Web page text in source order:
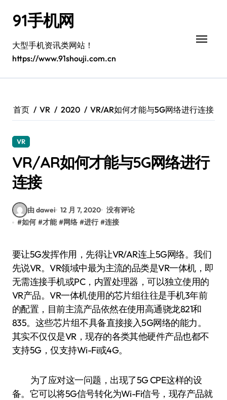
91手机网
大型手机资讯类网站！
https://www.91shouji.com.cn
首页 VR 2020 VR/AR如何才能与5G网络进行连接
VR
VR/AR如何才能与5G网络进行
连接
由 dawei 12 月 7, 2020 没有评论
#如何 #才能 #网络 #进行 #连接
要让5G发挥作用，先得让VR/AR连上5G网络。我们
先说VR。VR领域中最为主流的品类是VR一体机，即
无需连接手机或PC，内置处理器，可以独立使用的
VR产品。VR一体机使用的芯片组往往是手机3年前
的配置，目前主流产品依然在使用高通骁龙821和
835。这些芯片组不具备直接接入5G网络的能力。
其实不仅仅是VR，现存的各类其他硬件产品也都不
支持5G，仅支持Wi-Fi或4G。
为了应对这一问题，出现了5G CPE这样的设
备。它可以将5G信号转化为Wi-Fi信号，现存产品就